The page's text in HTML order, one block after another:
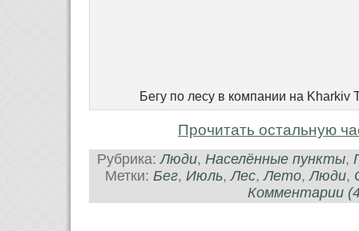
Бегу по лесу в компании на Kharkiv
Прочитать остальную
Рубрика:Люди, Населённые пункты,
Метки: Бег, Июль,Лес,Лето,Люди,
Комментарии